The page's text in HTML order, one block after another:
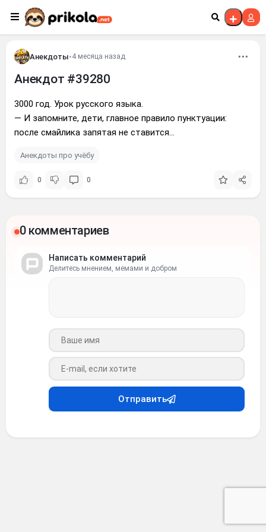
Перейти к контенту
Анекдоты•4 месяца назад
Анекдот #39280
3000 год. Урок русского языка.
— И запомните, дети, главное правило пунктуации:
после смайлика запятая не ставится...
Анекдоты про учёбу
0 0
0 комментариев
Написать комментарий
Делитесь мнением, мемами и добром
Ваше имя
Ваш e-mail
Отправить